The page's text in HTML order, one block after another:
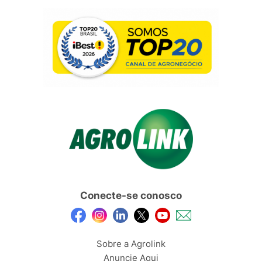
Conecte-se conosco
Sobre a Agrolink
Anuncie Aqui